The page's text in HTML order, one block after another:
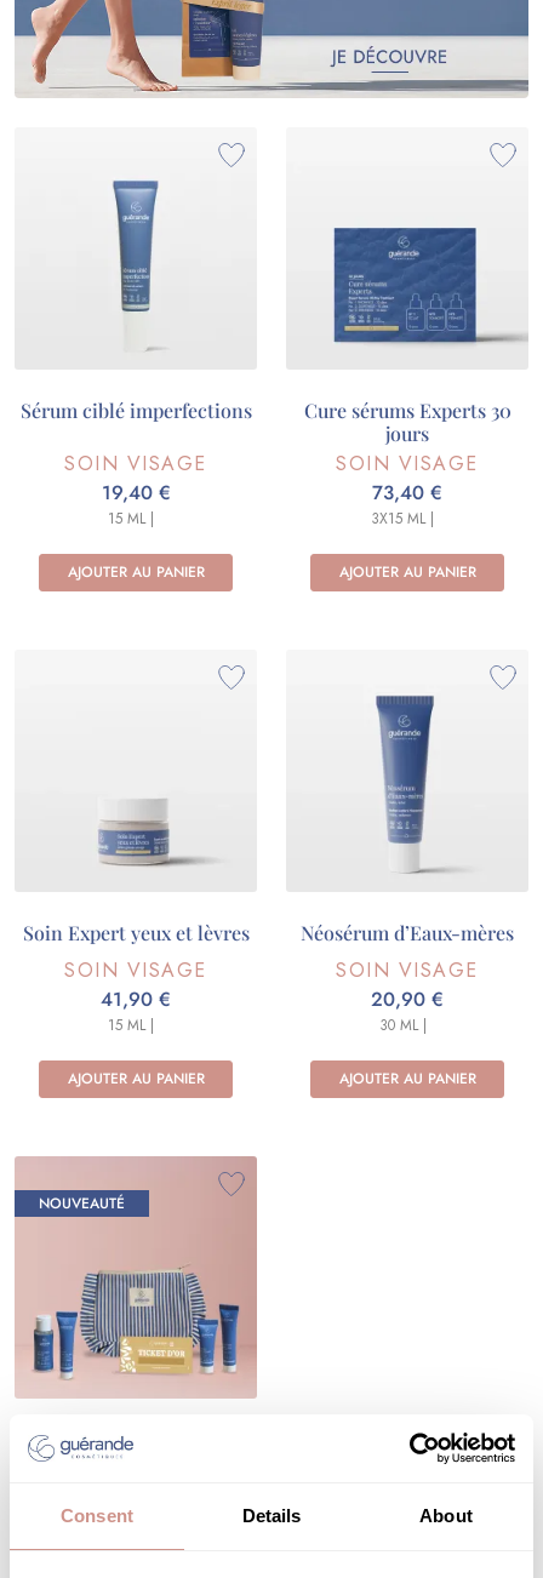
Consent Details About
Sérum ciblé imperfections
SOIN VISAGE
19,40 €
AJOUTER AU PANIER
15 ML |
Cure sérums Experts 30
jours
SOIN VISAGE
73,40 €
AJOUTER AU PANIER
3X15 ML |
Soin Expert yeux et lèvres
SOIN VISAGE
41,90 €
AJOUTER AU PANIER
15 ML |
Néosérum d’Eaux-mères
SOIN VISAGE
20,90 €
AJOUTER AU PANIER
30 ML |
NOUVEAUTÉ
Trousse découverte
hydratation
29,90 €